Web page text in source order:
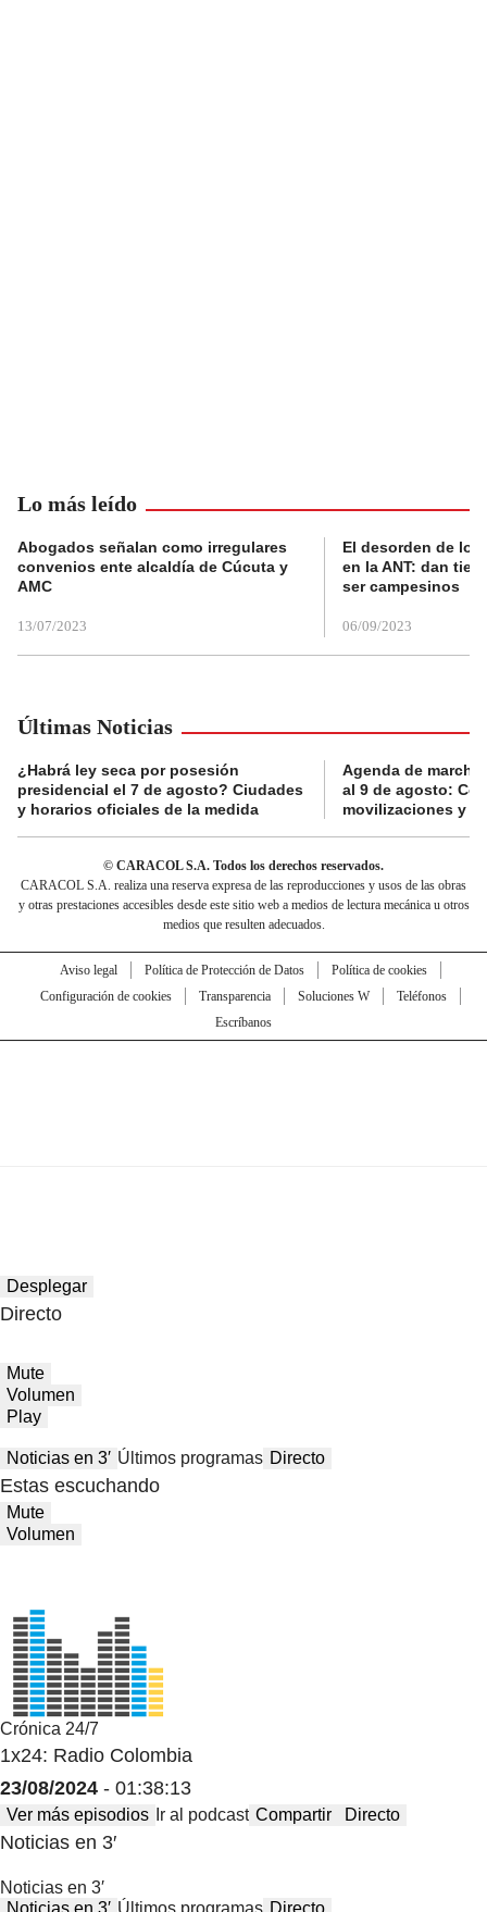
Lo más leído
Abogados señalan como irregulares
convenios ente alcaldía de Cúcuta y
AMC
13/07/2023
El desorden de
en la ANT: dan
ser campesinos
06/09/2023
Últimas Noticias
¿Habrá ley seca por posesión
presidencial el 7 de agosto? Ciudades
y horarios oficiales de la medida
Agenda de
al 9 de agosto:
movilizaciones y
© CARACOL S.A. Todos los derechos reservados.
CARACOL S.A. realiza una reserva expresa de las reproducciones y usos de las obras
y otras prestaciones accesibles desde este sitio web a medios de lectura mecánica u otros
medios que resulten adecuados.
Aviso legal Política de Protección de Datos
Política de cookies
Configuración de cookies
Transparencia Soluciones W
Teléfonos
Escríbanos
Desplegar
Directo
Mute
Volumen
Play
Noticias en 3′ Últimos programas Directo
Estas escuchando
Mute
Volumen
Crónica 24/7
1x24: Radio Colombia
23/08/2024 - 01:38:13
Ver más episodios Ir al podcast Compartir Directo
Noticias en 3′
Noticias en 3′